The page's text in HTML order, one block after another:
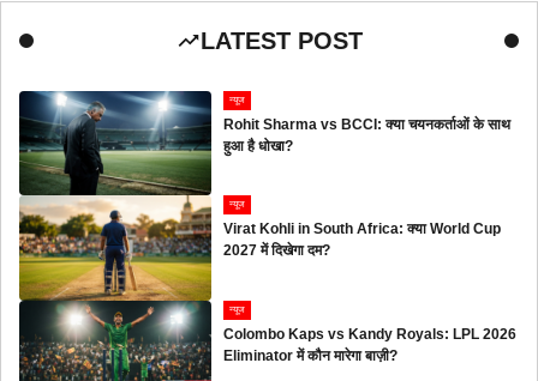
LATEST POST
न्यूज
Rohit Sharma vs BCCI: क्या चयनकर्ताओं के साथ
हुआ है धोखा?
न्यूज
Virat Kohli in South Africa: क्या World Cup
2027 में दिखेगा दम?
न्यूज
Colombo Kaps vs Kandy Royals: LPL 2026
Eliminator में कौन मारेगा बाज़ी?